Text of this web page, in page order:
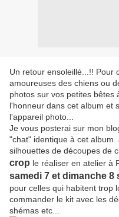
Un retour ensoleillé...!! Pour
amoureuses des chiens ou
photos sur vos petites bêtes
l'honneur dans cet album et
l'appareil photo...
Je vous posterai sur mon
"chat" identique à cet
silhouettes de découpes de
crop le réaliser en atelier à
samedi 7 et dimanche 8
pour celles qui habitent trop
commander le kit avec les
shémas etc...